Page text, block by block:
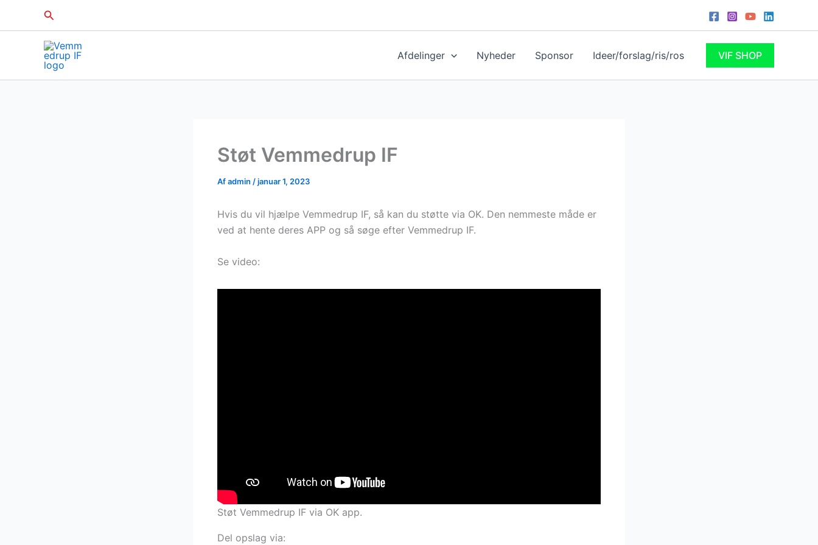
Søg
Afdelinger Nyheder Sponsor Ideer/forslag/ris/ros VIF SHOP
Støt Vemmedrup IF
Afadmin /januar 1, 2023
Hvis du vil hjælpe Vemmedrup IF, så kan du støtte via OK. Den nemmeste måde er
ved at hente deres APP og så søge efter Vemmedrup IF.
Se video:
Støt Vemmedrup IF via OK app.
Del opslag via: